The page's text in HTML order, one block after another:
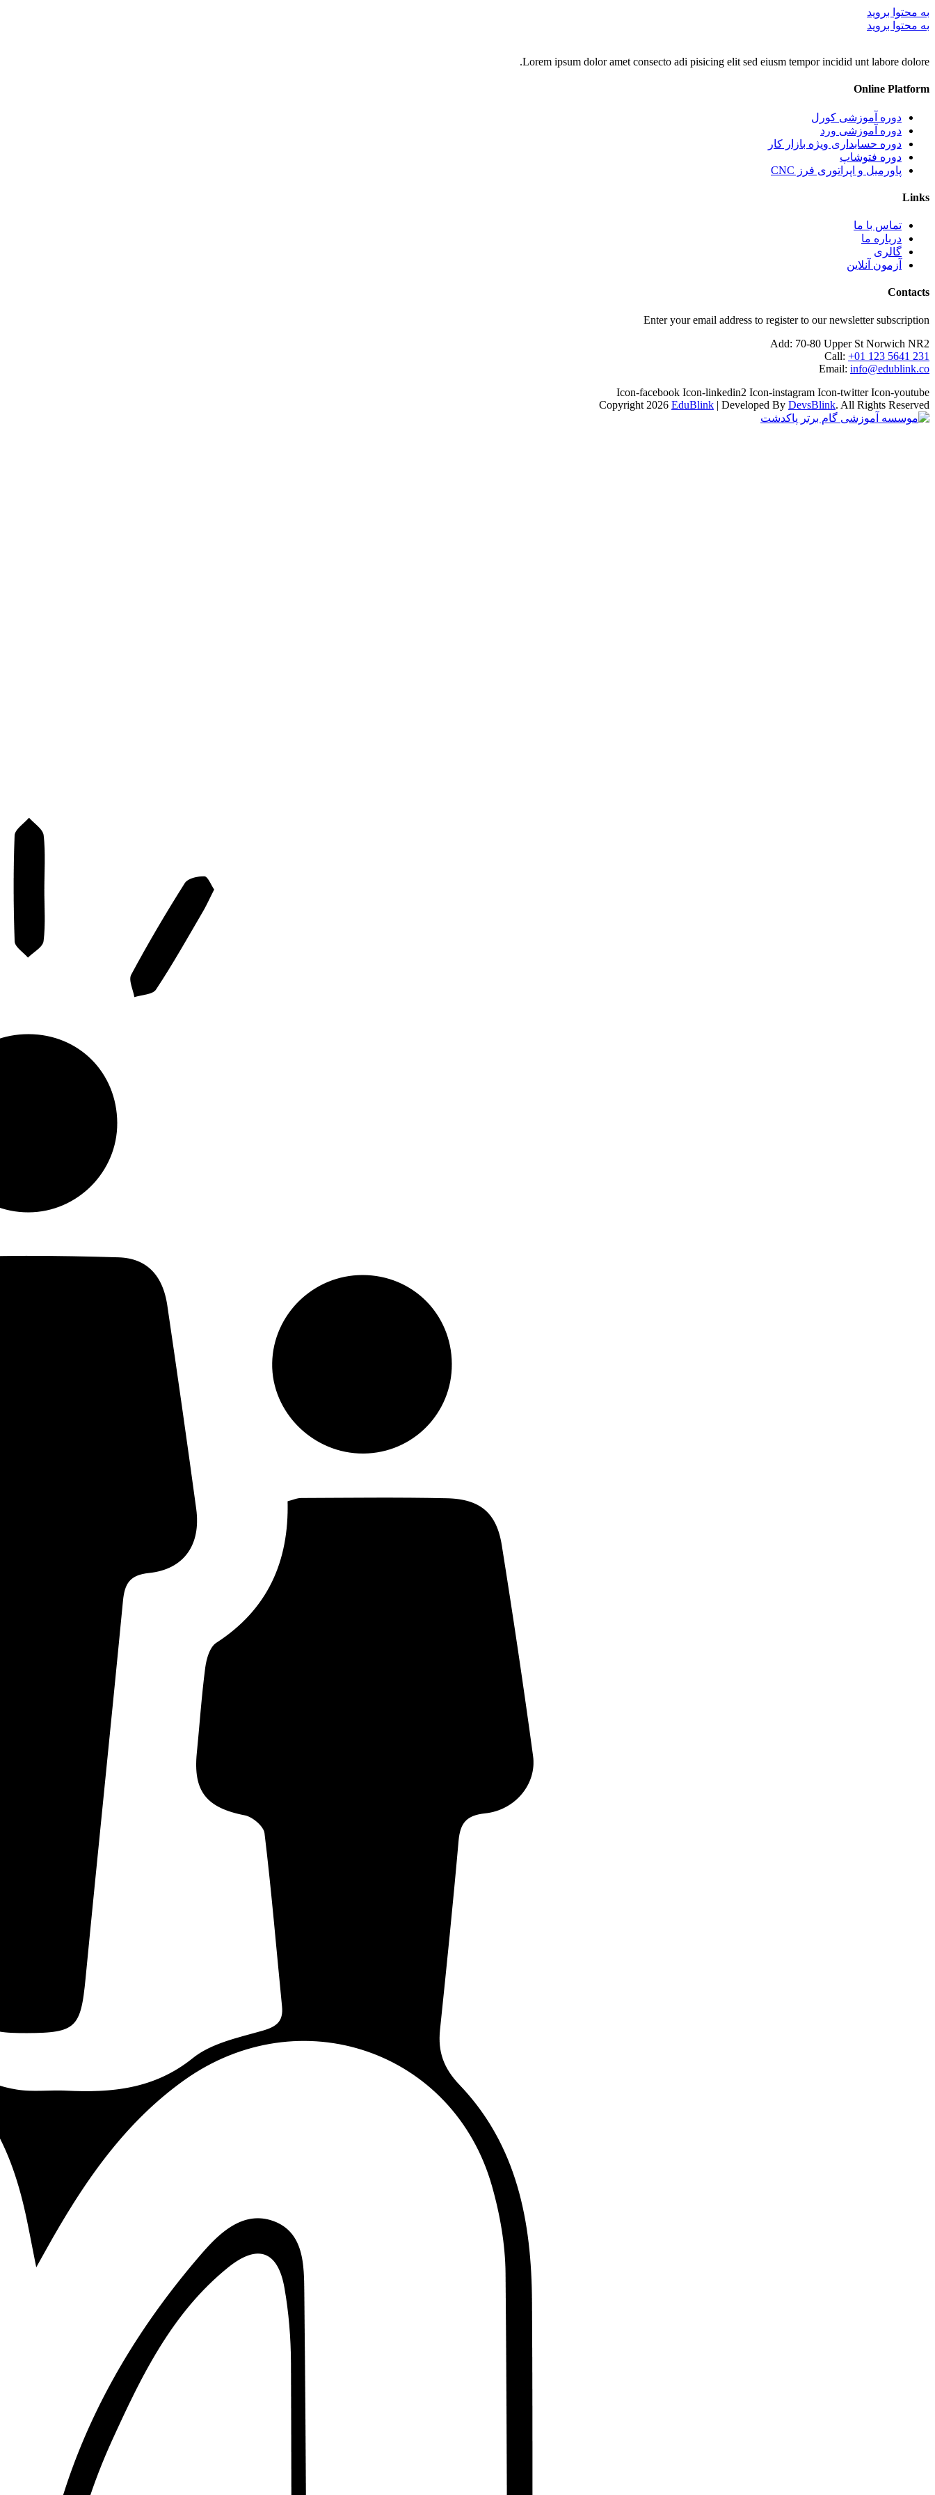
به محتوا بروید
به محتوا بروید
Lorem ipsum dolor amet consecto adi pisicing elit sed eiusm tempor incidid unt labore dolore.
Online Platform
دوره آموزشی کورل
دوره آموزشی ورد
دوره حسابداری ویژه بازار کار
دوره فتوشاپ
پاورمیل و اپراتوری فرز CNC
Links
تماس با ما
درباره ما
گالری
آزمون آنلاین
Contacts
Enter your email address to register to our newsletter subscription
Add: 70-80 Upper St Norwich NR2
Call: +01 123 5641 231
Email: info@edublink.co
Icon-facebook Icon-linkedin2 Icon-instagram Icon-twitter Icon-youtube
Copyright 2026 EduBlink | Developed By DevsBlink. All Rights Reserved